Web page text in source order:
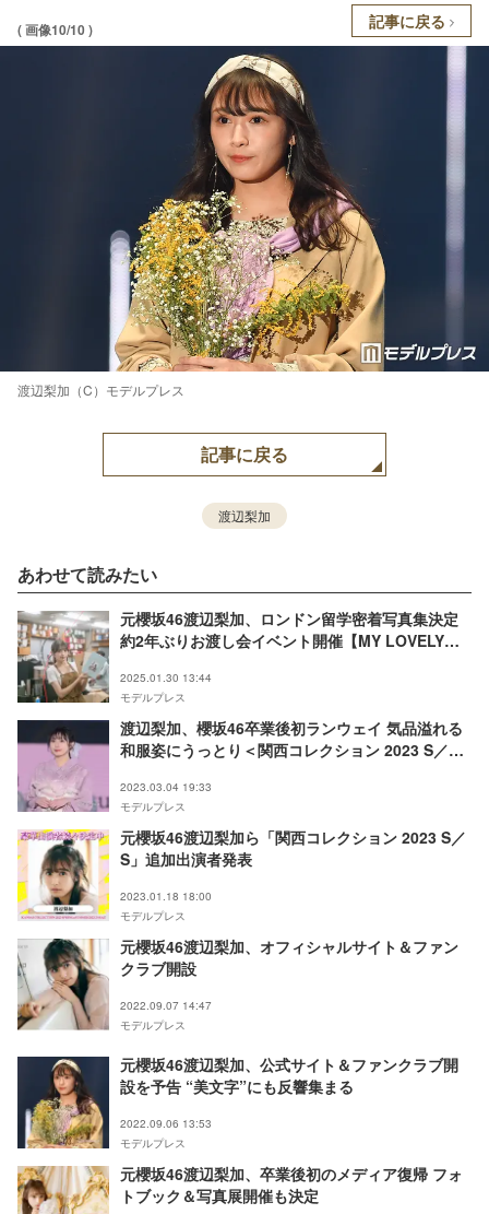
( 画像10/10 ) 記事に戻る
渡辺梨加（C）モデルプレス
記事に戻る
渡辺梨加
あわせて読みたい
元櫻坂46渡辺梨加、ロンドン留学密着写真集決定
約2年ぶりお渡し会イベント開催【MY LOVELY
2025.01.30 13:44
モデルプレス
渡辺梨加、櫻坂46卒業後初ランウェイ 気品溢れる
和服姿にうっとり＜関西コレクション 2023 S／S
2023.03.04 19:33
モデルプレス
元櫻坂46渡辺梨加ら「関西コレクション 2023 S／
S」追加出演者発表
2023.01.18 18:00
モデルプレス
元櫻坂46渡辺梨加、オフィシャルサイト＆ファン
クラブ開設
2022.09.07 14:47
モデルプレス
元櫻坂46渡辺梨加、公式サイト＆ファンクラブ開
設を予告 “美文字”にも反響集まる
2022.09.06 13:53
モデルプレス
元櫻坂46渡辺梨加、卒業後初のメディア復帰 フォ
トブック＆写真展開催も決定